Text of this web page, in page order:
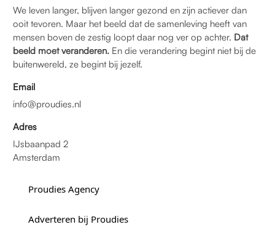
We leven langer, blijven langer gezond en zijn actiever dan
ooit tevoren. Maar het beeld dat de samenleving heeft van
mensen boven de zestig loopt daar nog ver op achter. Dat
beeld moet veranderen. En die verandering begint niet bij de
buitenwereld, ze begint bij jezelf.
Email
info@proudies.nl
Adres
IJsbaanpad 2
Amsterdam
Proudies Agency
Adverteren bij Proudies